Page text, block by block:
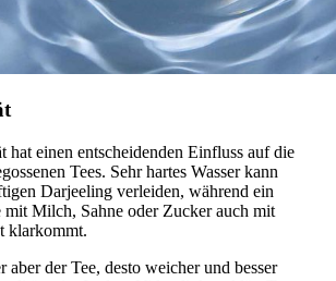
hat einen entscheidenden Einfluss auf die
Tees. Sehr hartes Wasser kann
Darjeeling verleiden, während ein
mit Milch, Sahne oder Zucker auch mit
klarkommt.
aber der Tee, desto weicher und besser